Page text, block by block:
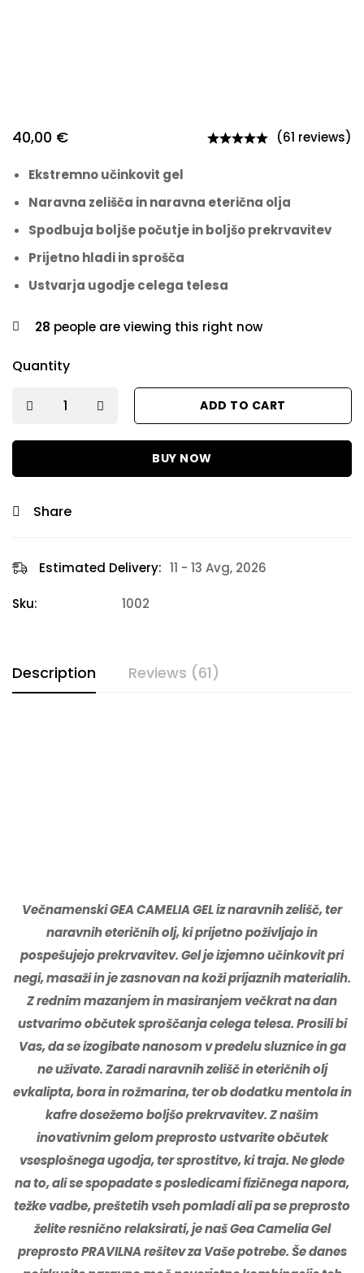
40,00 € (61 reviews)
Ekstremno učinkovit gel
Naravna zelišča in naravna eterična olja
Spodbuja boljše počutje in boljšo prekrvavitev
Prijetno hladi in sprošča
Ustvarja ugodje celega telesa
28 people are viewing this right now
Quantity
ADD TO CART
BUY NOW
Share
Estimated Delivery: 11 - 13 Avg, 2026
Sku: 1002
Description Reviews (61)
Večnamenski GEA CAMELIA GEL iz naravnih zelišč, ter
naravnih eteričnih olj, ki prijetno poživljajo in
pospešujejo prekrvavitev. Gel je izjemno učinkovit pri
negi, masaži in je zasnovan na koži prijaznih materialih.
Z rednim mazanjem in masiranjem večkrat na dan
ustvarimo občutek sproščanja celega telesa. Prosili bi
Vas, da se izogibate nanosom v predelu sluznice in ga
ne uživate. Zaradi naravnih zelišč in eteričnih olj
evkalipta, bora inrožmarina, ter ob dodatku mentola in
kafre dosežemo boljšo prekrvavitev. Z našim
inovativnim gelom preprosto ustvarite občutek
vsesplošnega ugodja, ter sprostitve, ki traja. Ne glede
na to, ali se spopadate s posledicami fizičnega napora,
težke vadbe, preštetih vseh pomladi ali pa se preprosto
želite resnično relaksirati, je naš Gea Camelia Gel
preprosto PRAVILNA rešitev za Vaše potrebe. Še danes
Odlično mazilo!
Pred leti sem dobil paket vseh štirih
mazil od hčere in sem zelo zadovoljen.
Za osebje pa ne obstoja dovolj hvale!
Hvala. Marjan B.
Simona on 11/04/2023
Pred novim letom sem prvič naročila
Camelio. Upam reči, da je sigurno nekaj
izmed najbolj kvalitetnega na trgu
Metka on 11/04/2023
Pozdrav za Camelio ♥️ Že 7 let se družimo